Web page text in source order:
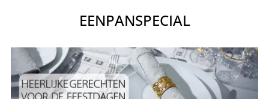
EENPANSPECIAL